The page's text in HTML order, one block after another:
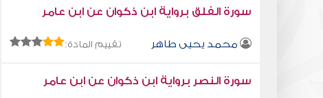
سورة الفلق برواية ابن ذكوان عن ابن عامر
محمد يحيى طاهر تقييم المادة:
سورة النصر برواية ابن ذكوان عن ابن عامر